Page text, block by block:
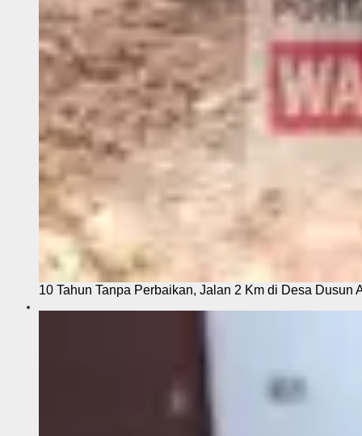
10 Tahun Tanpa Perbaikan, Jalan 2 Km di Desa